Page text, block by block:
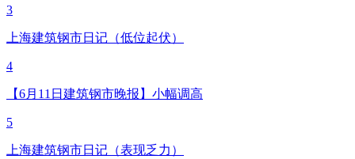
3
上海建筑钢市日记（低位起伏）
4
【6月11日建筑钢市晚报】小幅调高
5
上海建筑钢市日记（表现乏力）